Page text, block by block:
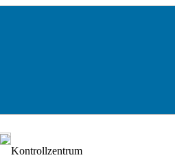
Kontrollzentrum